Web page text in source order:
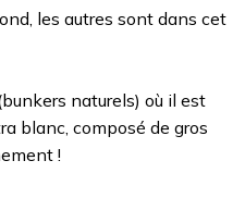
les autres sont dans cet
naturels) où il est
blanc, composé de gros
!